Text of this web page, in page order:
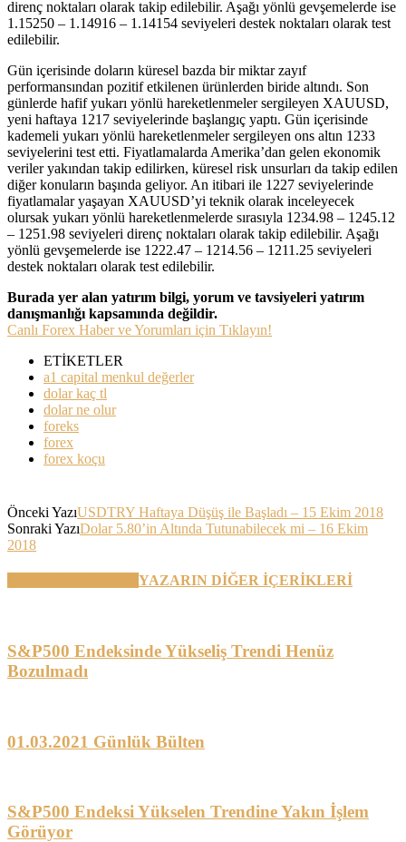
direnç noktaları olarak takip edilebilir. Aşağı yönlü gevşemelerde ise
1.15250 – 1.14916 – 1.14154 seviyeleri destek noktaları olarak test
edilebilir.
Gün içerisinde doların küresel bazda bir miktar zayıf
performansından pozitif etkilenen ürünlerden biride altındı. Son
günlerde hafif yukarı yönlü hareketlenmeler sergileyen XAUUSD,
yeni haftaya 1217 seviyelerinde başlangıç yaptı. Gün içerisinde
kademeli yukarı yönlü hareketlenmeler sergileyen ons altın 1233
seviyelerini test etti. Fiyatlamalarda Amerika’dan gelen ekonomik
veriler yakından takip edilirken, küresel risk unsurları da takip edilen
diğer konuların başında geliyor. An itibari ile 1227 seviyelerinde
fiyatlamalar yaşayan XAUUSD’yi teknik olarak inceleyecek
olursak yukarı yönlü hareketlenmelerde sırasıyla 1234.98 – 1245.12
– 1251.98 seviyeleri direnç noktaları olarak takip edilebilir. Aşağı
yönlü gevşemelerde ise 1222.47 – 1214.56 – 1211.25 seviyeleri
destek noktaları olarak test edilebilir.
Burada yer alan yatırım bilgi, yorum ve tavsiyeleri yatırım
danışmanlığı kapsamında değildir.
Canlı Forex Haber ve Yorumları için Tıklayın!
ETİKETLER
a1 capital menkul değerler
dolar kaç tl
dolar ne olur
foreks
forex
forex koçu
Önceki YazıUSDTRY Haftaya Düşüş ile Başladı – 15 Ekim 2018
Sonraki YazıDolar 5.80’in Altında Tutunabilecek mi – 16 Ekim
2018
YAZARIN DİĞER İÇERİKLERİ
S&P500 Endeksinde Yükseliş Trendi Henüz
Bozulmadı
01.03.2021 Günlük Bülten
S&P500 Endeksi Yükselen Trendine Yakın İşlem
Görüyor